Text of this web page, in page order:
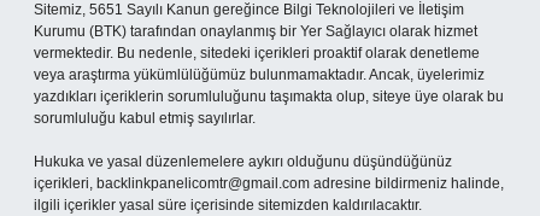
Sitemiz, 5651 Sayılı Kanun gereğince Bilgi Teknolojileri ve İletişim
Kurumu (BTK) tarafından onaylanmış bir Yer Sağlayıcı olarak hizmet
vermektedir. Bu nedenle, sitedeki içerikleri proaktif olarak denetleme
veya araştırma yükümlülüğümüz bulunmamaktadır. Ancak, üyelerimiz
yazdıkları içeriklerin sorumluluğunu taşımakta olup, siteye üye olarak bu
sorumluluğu kabul etmiş sayılırlar.
Hukuka ve yasal düzenlemelere aykırı olduğunu düşündüğünüz
içerikleri, backlinkpanelicomtr@gmail.com adresine bildirmeniz halinde,
ilgili içerikler yasal süre içerisinde sitemizden kaldırılacaktır.